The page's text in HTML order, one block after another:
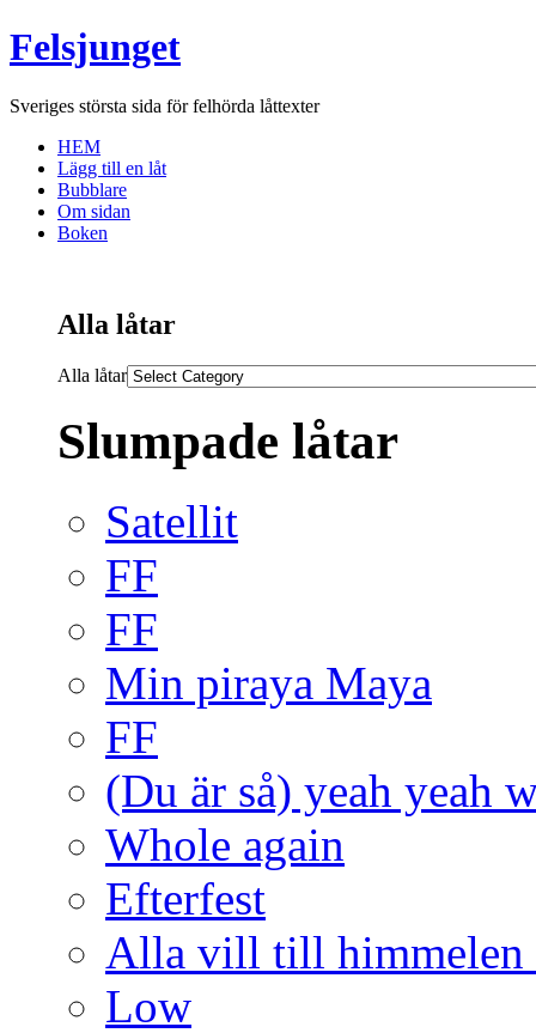
Felsjunget
Sveriges största sida för felhörda låttexter
HEM
Lägg till en låt
Bubblare
Om sidan
Boken
Alla låtar
Alla låtar
Slumpade låtar
Satellit
FF
FF
Min piraya Maya
FF
(Du är så) yeah yeah
Whole again
Efterfest
Alla vill till himmelen
Low